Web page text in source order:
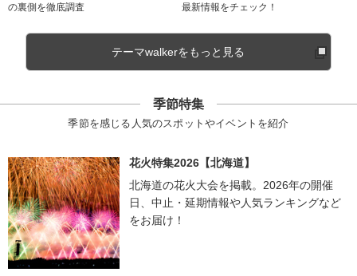
の裏側を徹底調査
最新情報をチェック！
テーマwalkerをもっと見る
季節特集
季節を感じる人気のスポットやイベントを紹介
花火特集2026【北海道】
北海道の花火大会を掲載。2026年の開催
日、中止・延期情報や人気ランキングなど
をお届け！